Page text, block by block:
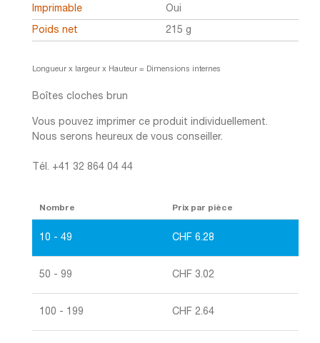
Imprimable Oui
Poids net 215 g
Longueur x largeur x Hauteur = Dimensions internes
Boîtes cloches brun
Vous pouvez imprimer ce produit individuellement.
Nous serons heureux de vous conseiller.
Tél. +41 32 864 04 44
Nombre Prix par pièce
10 - 49 CHF 6.28
50 - 99 CHF 3.02
100 - 199 CHF 2.64